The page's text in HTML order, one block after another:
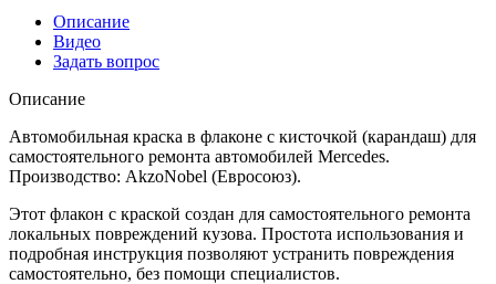
Описание
Видео
Задать вопрос
Описание
Автомобильная краска в флаконе с кисточкой (карандаш) для
самостоятельного ремонта автомобилей Mercedes.
Производство: AkzoNobel (Евросоюз).
Этот флакон с краской создан для самостоятельного ремонта
локальных повреждений кузова. Простота использования и
подробная инструкция позволяют устранить повреждения
самостоятельно, без помощи специалистов.